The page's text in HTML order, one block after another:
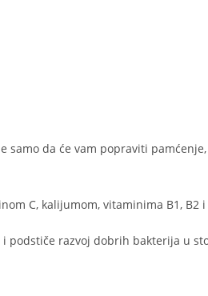
samo da će vam popraviti
C, kalijumom, vitaminima B1, B2
podstiče razvoj dobrih bakterija u